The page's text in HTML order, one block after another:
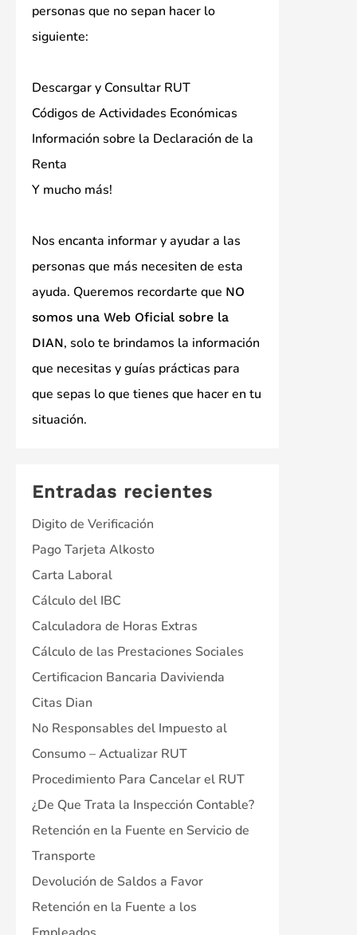
personas que no sepan hacer lo
siguiente:
Descargar y Consultar RUT
Códigos de Actividades Económicas
Información sobre la Declaración de la
Renta
Y mucho más!
Nos encanta informar y ayudar a las
personas que más necesiten de esta
ayuda. Queremos recordarte que NO
somos una Web Oficial sobre la
DIAN, solo te brindamos la información
que necesitas y guías prácticas para
que sepas lo que tienes que hacer en tu
situación.
Entradas recientes
Digito de Verificación
Pago Tarjeta Alkosto
Carta Laboral
Cálculo del IBC
Calculadora de Horas Extras
Cálculo de las Prestaciones Sociales
Certificacion Bancaria Davivienda
Citas Dian
No Responsables del Impuesto al
Consumo – Actualizar RUT
Procedimiento Para Cancelar el RUT
¿De Que Trata la Inspección Contable?
Retención en la Fuente en Servicio de
Transporte
Devolución de Saldos a Favor
Retención en la Fuente a los